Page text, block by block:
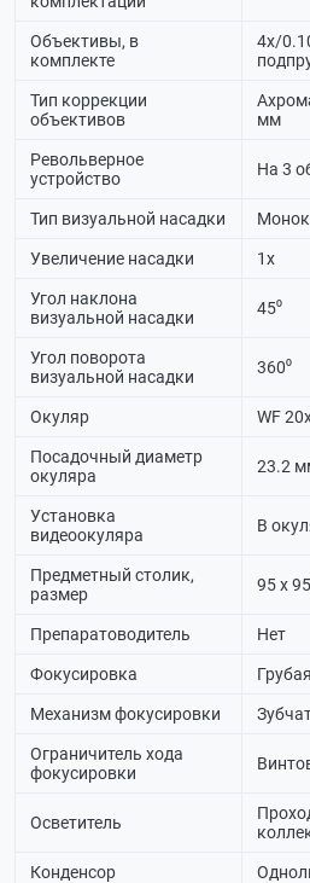
Объективы, в
комплекте
4x/
Тип коррекции
объективов
мм
Револьверное
устройство
На 3
Тип визуальной насадки
Увеличение насадки 1х
Угол наклона
визуальной насадки
45⁰
Угол поворота
визуальной насадки
360⁰
Окуляр WF
Посадочный диаметр
окуляра
23.2
Установка
видеоокуляра
В
Предметный столик,
размер
95 х
Препаратоводитель Нет
Фокусировка Грубая
Механизм фокусировки
Ограничитель хода
фокусировки
Осветитель
Конденсор